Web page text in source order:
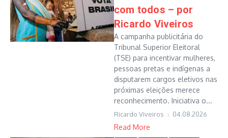
com todos – por
Ricardo Viveiros
A campanha publicitária do
Tribunal Superior Eleitoral
(TSE) para incentivar mulheres,
pessoas pretas e indígenas a
disputarem cargos eletivos nas
próximas eleições merece
reconhecimento. Iniciativa o...
Ricardo Viveiros 04.08.2026
Read More